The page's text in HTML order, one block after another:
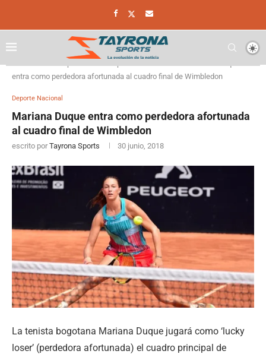
entra como perdedora afortunada al cuadro final de Wimbledon
Deporte Nacional
Mariana Duque entra como perdedora afortunada
al cuadro final de Wimbledon
escrito por Tayrona Sports 30 junio, 2018
La tenista bogotana Mariana Duque jugará como ‘lucky
loser’ (perdedora afortunada) el cuadro principal de